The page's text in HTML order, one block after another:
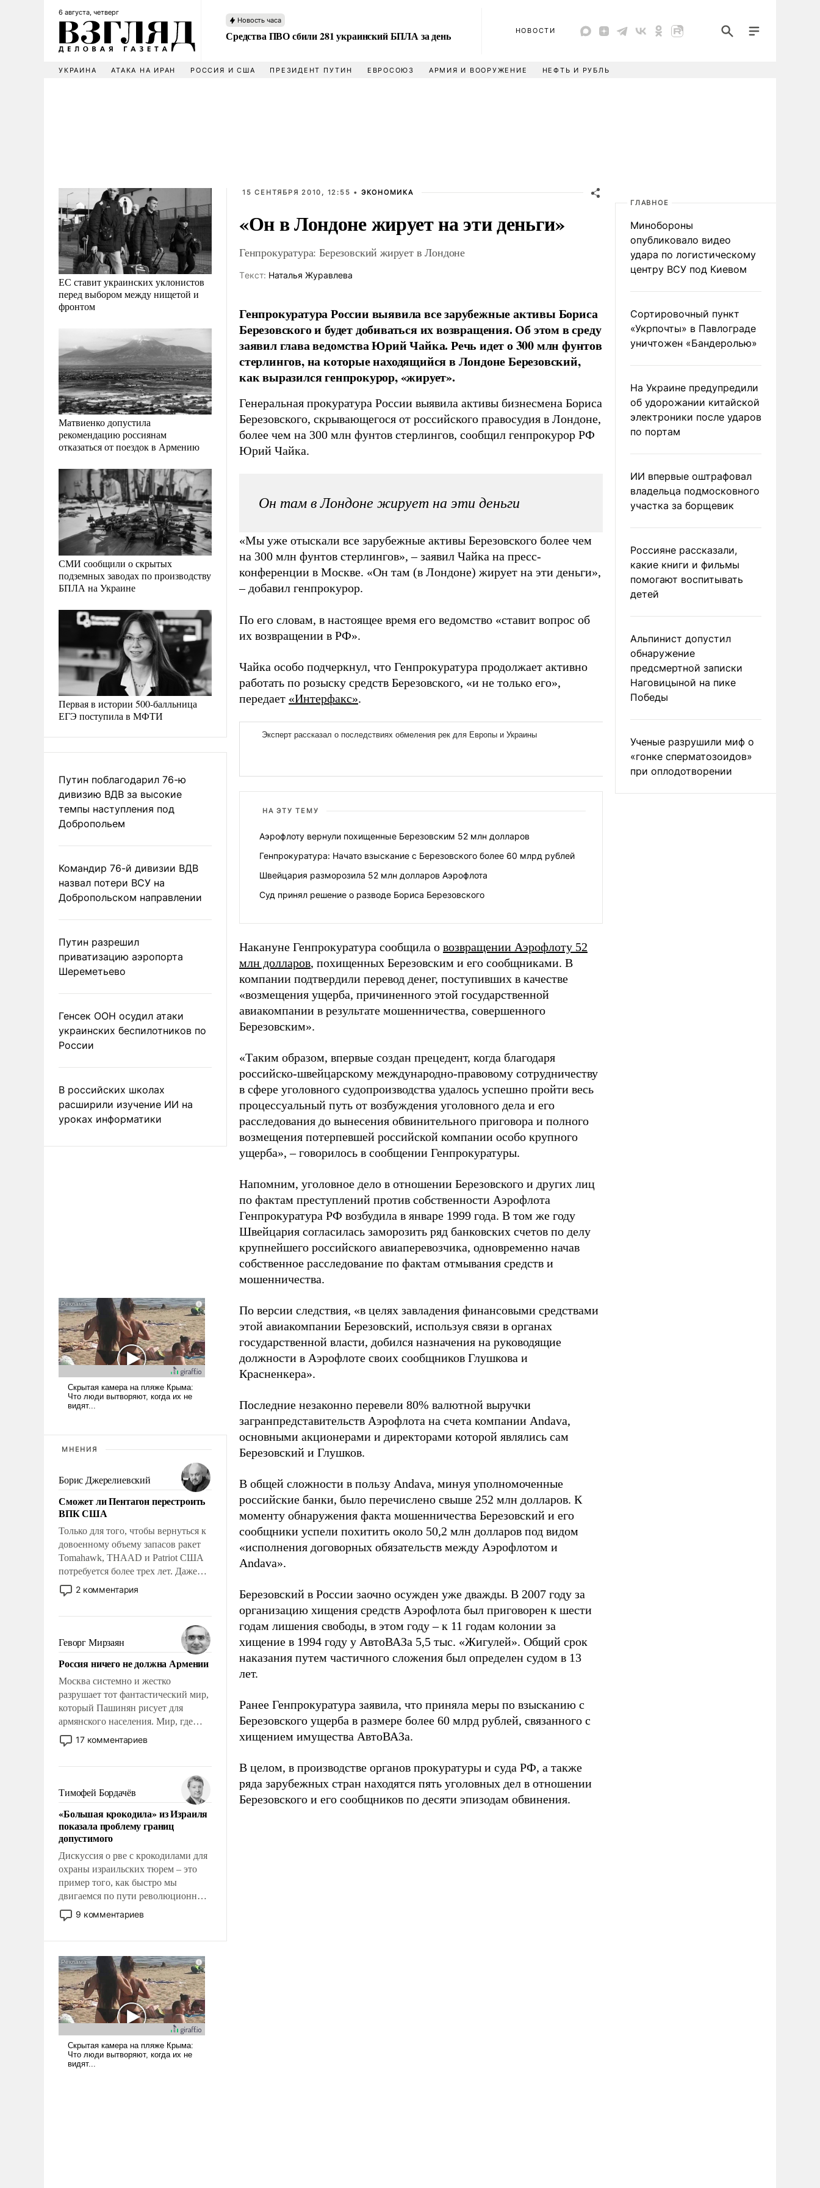
6 августа, четверг
Новость часа
Средства ПВО сбили 281 украинский БПЛА за день НОВОСТИ
УКРАИНА АТАКА НА ИРАН РОССИЯ И США ПРЕЗИДЕНТ ПУТИН ЕВРОСОЮЗ АРМИЯ И ВООРУЖЕНИЕ НЕФТЬ И РУБЛЬ
ЕС ставит украинских уклонистов
перед выбором между нищетой и
фронтом
Матвиенко допустила
рекомендацию россиянам
отказаться от поездок в Армению
СМИ сообщили о скрытых
подземных заводах по производству
БПЛА на Украине
Первая в истории 500-балльница
ЕГЭ поступила в МФТИ
Путин поблагодарил 76-ю
дивизию ВДВ за высокие
темпы наступления под
Добропольем
Командир 76-й дивизии ВДВ
назвал потери ВСУ на
Добропольском направлении
Путин разрешил
приватизацию аэропорта
Шереметьево
Генсек ООН осудил атаки
украинских беспилотников по
России
В российских школах
расширили изучение ИИ на
уроках информатики
МНЕНИЯ
Борис Джерелиевский
Сможет ли Пентагон перестроить
ВПК США
Только для того, чтобы вернуться к
довоенному объему запасов ракет
Tomahawk, THAAD и Patriot США
потребуется более трех лет. Даже
небольшая война с Ираном
опустошила американские
уязвимости США, например, перед
Китаем.
2 комментария
Геворг Мирзаян
Россия ничего не должна Армении
Москва системно и жестко
разрушает тот фантастический мир,
который Пашинян рисует для
армянского населения. Мир, где
политические прожекты будут
безусловно оплачиваться за счет
где Еревану за свои поступки не
нужно отвечать.
17 комментариев
Тимофей Бордачёв
«Большая крокодила» из Израиля
показала проблему границ
допустимого
Дискуссия о рве с крокодилами для
охраны израильских тюрем – это
пример того, как быстро мы
двигаемся по пути революционных
изменений. То, что несколько лет
назад было образом для
9 комментариев
15 СЕНТЯБРЯ 2010, 12:55 • ЭКОНОМИКА
«Он в Лондоне жирует на эти деньги»
Генпрокуратура: Березовский жирует в Лондоне
Tекст: Наталья Журавлева
Генпрокуратура России выявила все зарубежные активы Бориса
Березовского и будет добиваться их возвращения. Об этом в среду
заявил глава ведомства Юрий Чайка. Речь идет о 300 млн фунтов
стерлингов, на которые находящийся в Лондоне Березовский,
как выразился генпрокурор, «жирует».
Генеральная прокуратура России выявила активы бизнесмена Бориса
Березовского, скрывающегося от российского правосудия в Лондоне,
более чем на 300 млн фунтов стерлингов, сообщил генпрокурор РФ
Юрий Чайка.
Он там в Лондоне жирует на эти деньги
«Мы уже отыскали все зарубежные активы Березовского более чем
на 300 млн фунтов стерлингов», – заявил Чайка на пресс-
конференции в Москве. «Он там (в Лондоне) жирует на эти деньги»,
– добавил генпрокурор.
По его словам, в настоящее время его ведомство «ставит вопрос об
их возвращении в РФ».
Чайка особо подчеркнул, что Генпрокуратура продолжает активно
работать по розыску средств Березовского, «и не только его»,
передает «Интерфакс».
НА ЭТУ ТЕМУ
Аэрофлоту вернули похищенные Березовским 52 млн долларов
Генпрокуратура: Начато взыскание с Березовского более 60 млрд рублей
Швейцария разморозила 52 млн долларов Аэрофлота
Суд принял решение о разводе Бориса Березовского
Накануне Генпрокуратура сообщила о возвращении Аэрофлоту 52
млн долларов, похищенных Березовским и его сообщниками. В
компании подтвердили перевод денег, поступивших в качестве
«возмещения ущерба, причиненного этой государственной
авиакомпании в результате мошенничества, совершенного
Березовским».
«Таким образом, впервые создан прецедент, когда благодаря
российско-швейцарскому международно-правовому сотрудничеству
в сфере уголовного судопроизводства удалось успешно пройти весь
процессуальный путь от возбуждения уголовного дела и его
расследования до вынесения обвинительного приговора и полного
возмещения потерпевшей российской компании особо крупного
ущерба», – говорилось в сообщении Генпрокуратуры.
Напомним, уголовное дело в отношении Березовского и других лиц
по фактам преступлений против собственности Аэрофлота
Генпрокуратура РФ возбудила в январе 1999 года. В том же году
Швейцария согласилась заморозить ряд банковских счетов по делу
крупнейшего российского авиаперевозчика, одновременно начав
собственное расследование по фактам отмывания средств и
мошенничества.
По версии следствия, «в целях завладения финансовыми средствами
этой авиакомпании Березовский, используя связи в органах
государственной власти, добился назначения на руководящие
должности в Аэрофлоте своих сообщников Глушкова и
Красненкера».
Последние незаконно перевели 80% валютной выручки
загранпредставительств Аэрофлота на счета компании Andava,
основными акционерами и директорами которой являлись сам
Березовский и Глушков.
В общей сложности в пользу Andava, минуя уполномоченные
российские банки, было перечислено свыше 252 млн долларов. К
моменту обнаружения факта мошенничества Березовский и его
сообщники успели похитить около 50,2 млн долларов под видом
«исполнения договорных обязательств между Аэрофлотом и
Andava».
Березовский в России заочно осужден уже дважды. В 2007 году за
организацию хищения средств Аэрофлота был приговорен к шести
годам лишения свободы, в этом году–к 11 годам колонии за
хищение в 1994 году у АвтоВАЗа 5,5 тыс. «Жигулей». Общий срок
наказания путем частичного сложения был определен судом в 13
лет.
Ранее Генпрокуратура заявила, что приняла меры по взысканию с
Березовского ущерба в размере более 60 млрд рублей, связанного с
хищением имущества АвтоВАЗа.
В целом, в производстве органов прокуратуры и суда РФ, а также
ряда зарубежных стран находятся пять уголовных дел в отношении
Березовского и его сообщников по десяти эпизодам обвинения.
ГЛАВНОЕ
Минобороны
опубликовало видео
удара по логистическому
центру ВСУ под Киевом
Сортировочный пункт
«Укрпочты» в Павлограде
уничтожен «Бандеролью»
На Украине предупредили
об удорожании китайской
электроники после ударов
по портам
ИИ впервые оштрафовал
владельца подмосковного
участка за борщевик
Россияне рассказали,
какие книги и фильмы
помогают воспитывать
детей
Альпинист допустил
обнаружение
предсмертной записки
Наговицыной на пике
Победы
Ученые разрушили миф о
«гонке сперматозоидов»
при оплодотворении